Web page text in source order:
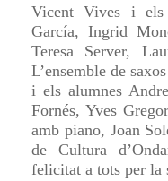
Vicent Vives i
García, Ingrid
Teresa Server,
L’ensemble de
i els alumnes
Fornés, Yves
amb piano, Joan
de Cultura
felicitat a tots per la